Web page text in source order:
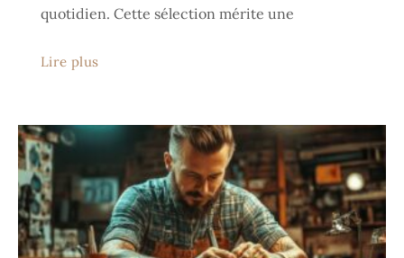
quotidien. Cette sélection mérite une
Lire plus